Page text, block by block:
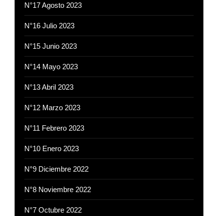
N°17 Agosto 2023
N°16 Julio 2023
N°15 Junio 2023
N°14 Mayo 2023
N°13 Abril 2023
N°12 Marzo 2023
N°11 Febrero 2023
N°10 Enero 2023
N°9 Diciembre 2022
N°8 Noviembre 2022
N°7 Octubre 2022